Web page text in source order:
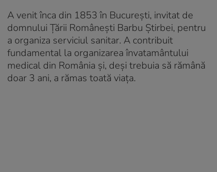
A venit înca din 1853 în București, invitat de
domnului Ţării Româneşti Barbu Știrbei, pentru
a organiza serviciul sanitar. A contribuit
fundamental la organizarea învatamântului
medical din România și, deși trebuia să rămână
doar 3 ani, a rămas toată viața.